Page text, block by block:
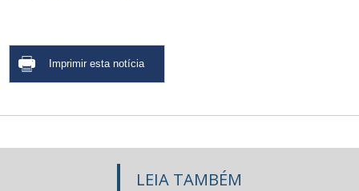
LEIA TAMBÉM